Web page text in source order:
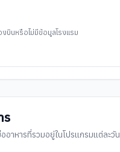
งบินหรือไม่มีข้อมูลโรงแรม
ร
อาหารที่รวมอยู่ในโปรแกรมแต่ละวัน